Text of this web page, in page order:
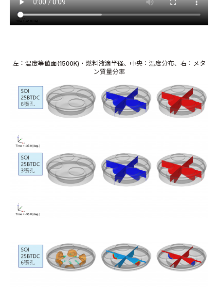
左：温度等値面(1500K)・燃料液滴半径、中央：温度分布、右：メタ
ン質量分率